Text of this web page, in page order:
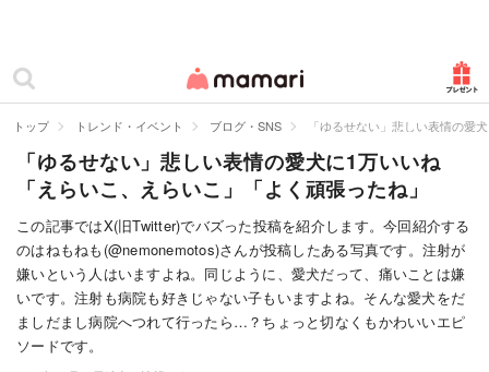
ママリ
カテゴリー一覧
妊娠
出産
赤ちゃん・育児
子育て・家族
病院
トップ トレンド・イベント ブログ・SNS 「ゆるせない」悲しい表情の愛
「ゆるせない」悲しい表情の愛犬に1万いいね
「えらいこ、えらいこ」「よく頑張ったね」
この記事ではX(旧Twitter)でバズった投稿を紹介します。今回紹介する
のはねもねも(@nemonemotos)さんが投稿したある写真です。注射が
嫌いという人はいますよね。同じように、愛犬だって、痛いことは嫌
いです。注射も病院も好きじゃない子もいますよね。そんな愛犬をだ
ましだまし病院へつれて行ったら…？ちょっと切なくもかわいいエピ
ソードです。